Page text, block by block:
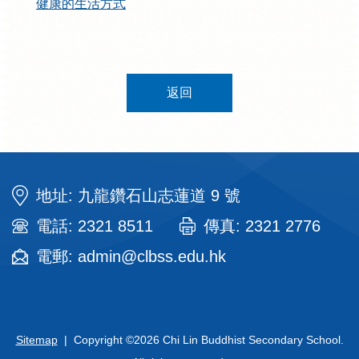
健康的生活方式
返回
地址: 九龍鑽石山志蓮道 9 號
電話: 2321 8511
傳真: 2321 2776
電郵: admin@clbss.edu.hk
Sitemap| Copyright ©2026 Chi Lin Buddhist Secondary School.